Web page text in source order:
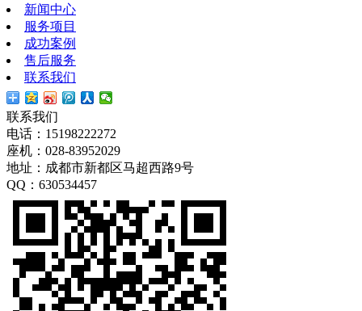
新闻中心
服务项目
成功案例
售后服务
联系我们
联系我们
电话：15198222272
座机：028-83952029
地址：成都市新都区马超西路9号
QQ：630534457